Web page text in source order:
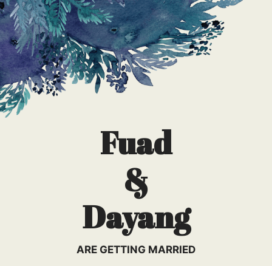
Fuad
&
Dayang
ARE GETTING MARRIED